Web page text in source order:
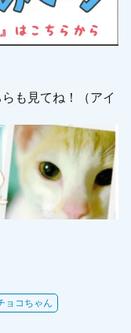
も見てね！（アイ
ョコちゃん